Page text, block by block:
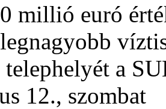
millió euró
a
12., szombat